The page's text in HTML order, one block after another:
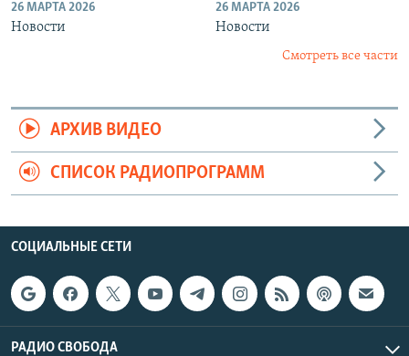
26 МАРТА 2026
Новости
26 МАРТА 2026
Новости
Смотреть все части
АРХИВ ВИДЕО
СПИСОК РАДИОПРОГРАММ
СОЦИАЛЬНЫЕ СЕТИ
РАДИО СВОБОДА